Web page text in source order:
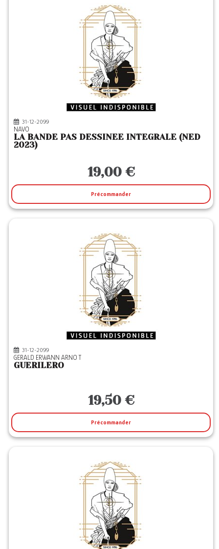
31-12-2099
NAVO
LA BANDE PAS DESSINEE INTEGRALE (NED
2023)
19,00 €
Précommander
31-12-2099
GERALD ERWANN ARNO T
GUERILERO
19,50 €
Précommander